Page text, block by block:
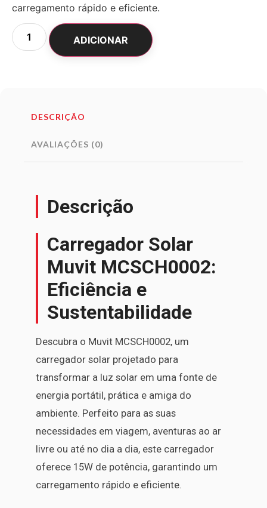
carregamento rápido e eficiente.
ADICIONAR
DESCRIÇÃO
AVALIAÇÕES (0)
Descrição
Carregador Solar
Muvit MCSCH0002:
Eficiência e
Sustentabilidade
Descubra o Muvit MCSCH0002, um
carregador solar projetado para
transformar a luz solar em uma fonte de
energia portátil, prática e amiga do
ambiente. Perfeito para as suas
necessidades em viagem, aventuras ao ar
livre ou até no dia a dia, este carregador
oferece 15W de potência, garantindo um
carregamento rápido e eficiente.